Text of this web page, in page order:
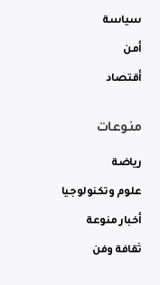
سياسة
أمن
أقتصاد
منوعات
رياضة
علوم وتكنولوجيا
أخبار منوعة
ثقافة وفن